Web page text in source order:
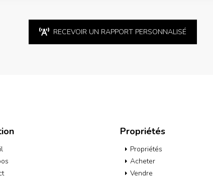
RECEVOIR UN RAPPORT PERSONNALISÉ
Propriétés
Propriétés
Acheter
Vendre